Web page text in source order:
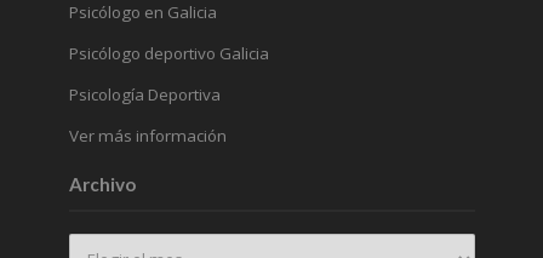
Psicólogo en Galicia
Psicólogo deportivo Galicia
Psicología Deportiva
Ver más información
Archivo